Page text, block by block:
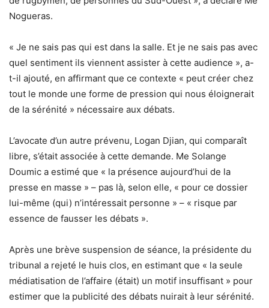
Nogueras.
« Je ne sais pas qui est dans la salle. Et je ne sais pas avec
quel sentiment ils viennent assister à cette audience », a-
t-il ajouté, en affirmant que ce contexte « peut créer chez
tout le monde une forme de pression qui nous éloignerait
de la sérénité » nécessaire aux débats.
L’avocate d’un autre prévenu, Logan Djian, qui comparaît
libre, s’était associée à cette demande. Me Solange
Doumic a estimé que « la présence aujourd’hui de la
presse en masse » – pas là, selon elle, « pour ce dossier
lui-même (qui) n’intéressait personne » – « risque par
essence de fausser les débats ».
Après une brève suspension de séance, la présidente du
tribunal a rejeté le huis clos, en estimant que « la seule
médiatisation de l’affaire (était) un motif insuffisant » pour
estimer que la publicité des débats nuirait à leur sérénité.